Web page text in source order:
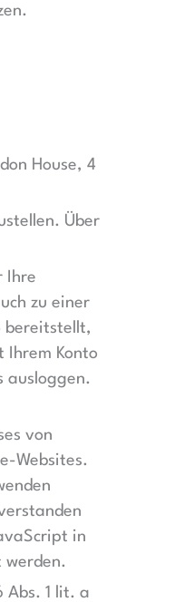
House, 4
Über
Ihre
zu einer
bereitstellt,
Ihrem Konto
ausloggen.
von
Websites.
in
werden.
Abs. 1 lit. a